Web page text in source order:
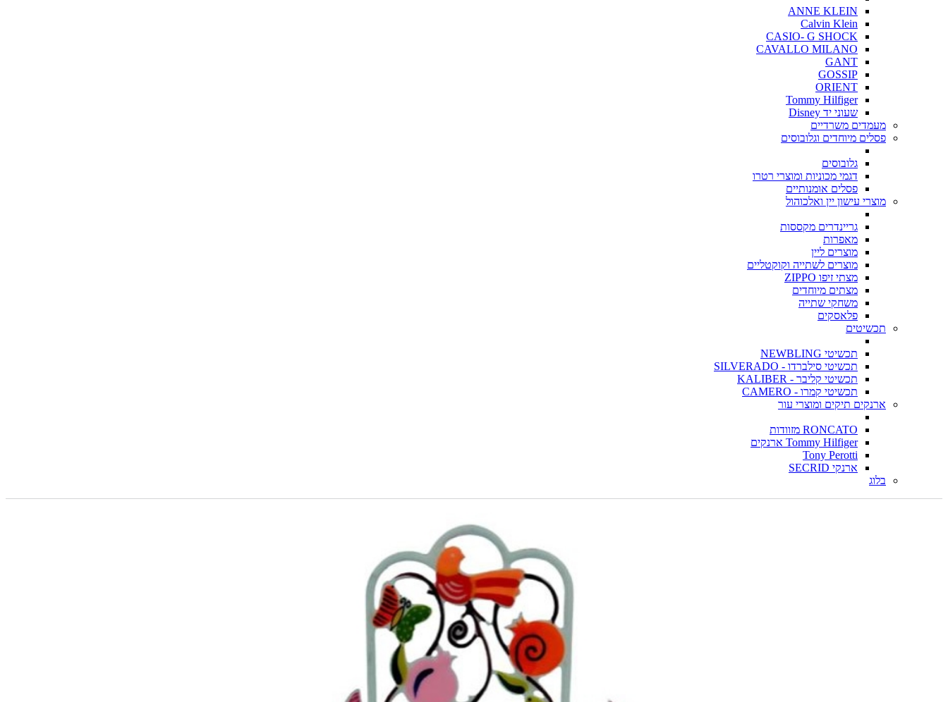
ANNE KLEIN
Calvin Klein
CASIO- G SHOCK
CAVALLO MILANO
GANT
GOSSIP
ORIENT
Tommy Hilfiger
שעוני יד Disney
מעמדים משרדיים
פסלים מיוחדים וגלובוסים
גלובוסים
דגמי מכוניות ומוצרי רטרו
פסלים אומנותיים
מוצרי עישון יין ואלכוהול
גריינדרים מקססות
מאפרות
מוצרים ליין
מוצרים לשתייה וקוקטליים
מצתי זיפו ZIPPO
מצתים מיוחדים
משחקי שתייה
פלאסקים
תכשיטים
תכשיטי NEWBLING
תכשיטי סילברדו - SILVERADO
תכשיטי קליבר - KALIBER
תכשיטי קמרו - CAMERO
ארנקים תיקים ומוצרי עור
RONCATO מזוודות
Tommy Hilfiger ארנקים
Tony Perotti
ארנקי SECRID
בלוג